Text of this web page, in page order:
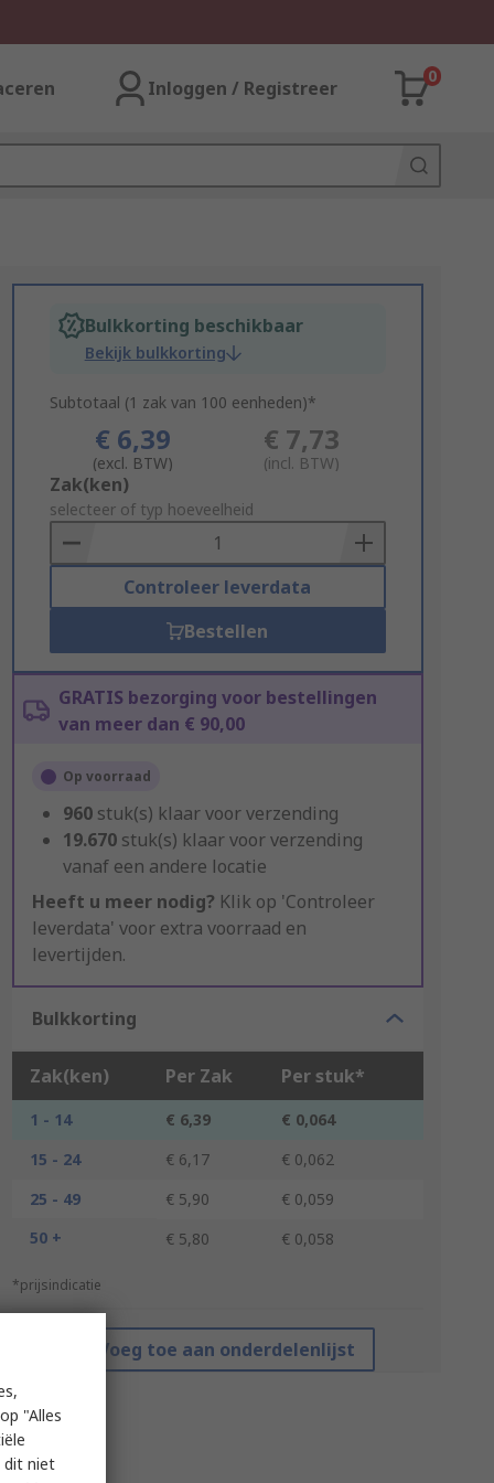
Inloggen / Registreer
0
Bulkkorting beschikbaar
Bekijk bulkkorting
Subtotaal (1 zak van 100 eenheden)*
€ 6,39
(excl. BTW)
€ 7,73
(incl. BTW)
Add
to
Basket
Zak(ken)
selecteer of typ hoeveelheid
Controleer leverdata
Bestellen
GRATIS bezorging voor bestellingen
van meer dan € 90,00
Op voorraad
960 stuk(s) klaar voor verzending
19.670 stuk(s) klaar voor verzending
vanaf een andere locatie
Heeft u meer nodig? Klik op 'Controleer
leverdata' voor extra voorraad en
levertijden.
Bulkkorting
Zak(ken) Per Zak Per stuk*
1 - 14 € 6,39
€ 0,064
15 - 24
€ 6,17
€ 0,062
25 - 49
€ 5,90
€ 0,059
50 +
€ 5,80 € 0,058
*prijsindicatie
Voeg toe aan onderdelenlijst
"Alles
dit niet